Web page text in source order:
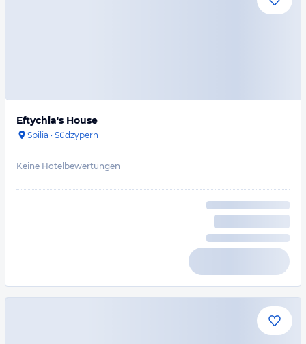
Eftychia's House
Spilia · Südzypern
Keine Hotelbewertungen